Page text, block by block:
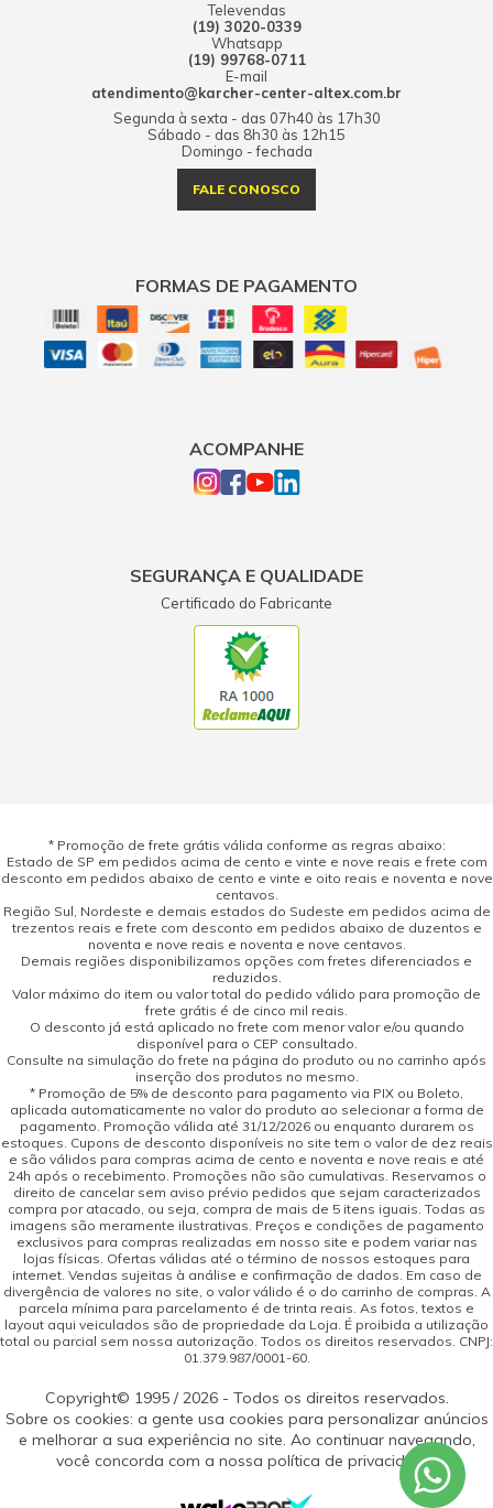
Televendas
(19) 3020-0339
Whatsapp
(19) 99768-0711
E-mail
atendimento@karcher-center-altex.com.br
Segunda à sexta - das 07h40 às 17h30
Sábado - das 8h30 às 12h15
Domingo - fechada
FALE CONOSCO
FORMAS DE PAGAMENTO
ACOMPANHE
SEGURANÇA E QUALIDADE
Certificado do Fabricante
* Promoção de frete grátis válida conforme as regras abaixo:
Estado de SP em pedidos acima de cento e vinte e nove reais e frete com
desconto em pedidos abaixo de cento e vinte e oito reais e noventa e nove
centavos.
Região Sul, Nordeste e demais estados do Sudeste em pedidos acima de
trezentos reais e frete com desconto em pedidos abaixo de duzentos e
noventa e nove reais e noventa e nove centavos.
Demais regiões disponibilizamos opções com fretes diferenciados e
reduzidos.
Valor máximo do item ou valor total do pedido válido para promoção de
frete grátis é de cinco mil reais.
O desconto já está aplicado no frete com menor valor e/ou quando
disponível para o CEP consultado.
Consulte na simulação do frete na página do produto ou no carrinho após
inserção dos produtos no mesmo.
* Promoção de 5% de desconto para pagamento via PIX ou Boleto,
aplicada automaticamente no valor do produto ao selecionar a forma de
pagamento. Promoção válida até 31/12/2026 ou enquanto durarem os
estoques. Cupons de desconto disponíveis no site tem o valor de dez reais
e são válidos para compras acima de cento e noventa e nove reais e até
24h após o recebimento. Promoções não são cumulativas. Reservamos o
direito de cancelar sem aviso prévio pedidos que sejam caracterizados
compra por atacado, ou seja, compra de mais de 5 itens iguais. Todas as
imagens são meramente ilustrativas. Preços e condições de pagamento
exclusivos para compras realizadas em nosso site e podem variar nas
lojas físicas. Ofertas válidas até o término de nossos estoques para
internet. Vendas sujeitas à análise e confirmação de dados. Em caso de
divergência de valores no site, o valor válido é o do carrinho de compras. A
parcela mínima para parcelamento é de trinta reais. As fotos, textos e
layout aqui veiculados são de propriedade da Loja. É proibida a utilização
total ou parcial sem nossa autorização. Todos os direitos reservados. CNPJ:
01.379.987/0001-60.
Copyright© 1995 / 2026 - Todos os direitos reservados.
Sobre os cookies: a gente usa cookies para personalizar anúncios
e melhorar a sua experiência no site. Ao continuar navegando,
você concorda com a nossa política de privacidade.